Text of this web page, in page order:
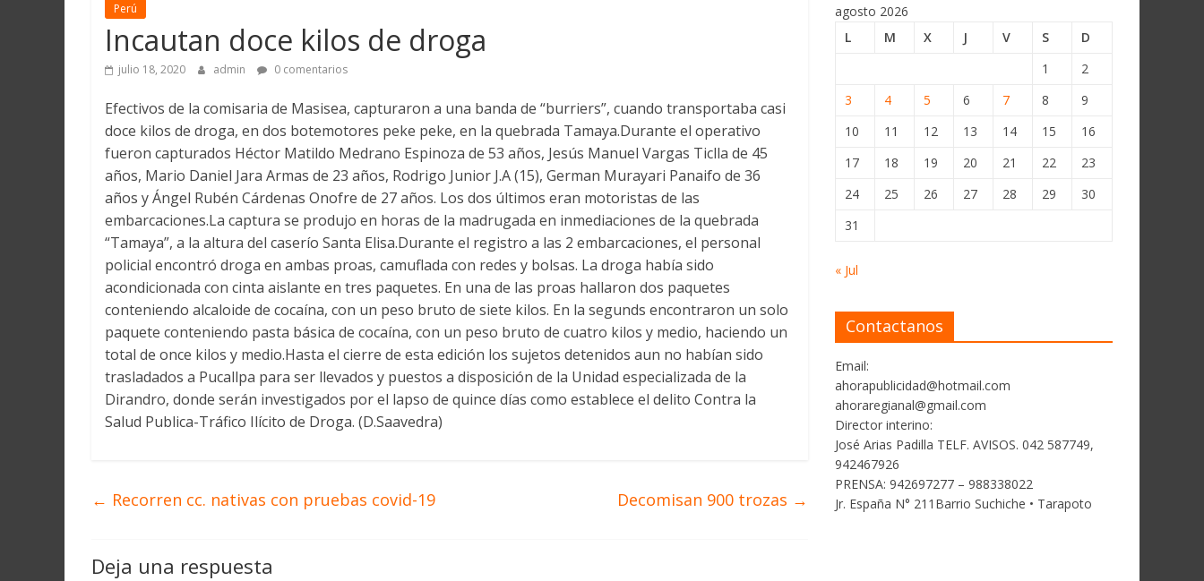
Perú
Incautan doce kilos de droga
julio 18, 2020 admin 0 comentarios
Efectivos de la comisaria de Masisea, capturaron a una banda de “burriers”, cuando transportaba casi
doce kilos de droga, en dos botemotores peke peke, en la quebrada Tamaya.Durante el operativo
fueron capturados Héctor Matildo Medrano Espinoza de 53 años, Jesús Manuel Vargas Ticlla de 45
años, Mario Daniel Jara Armas de 23 años, Rodrigo Junior J.A (15), German Murayari Panaifo de 36
años y Ángel Rubén Cárdenas Onofre de 27 años. Los dos últimos eran motoristas de las
embarcaciones.La captura se produjo en horas de la madrugada en inmediaciones de la quebrada
“Tamaya”, a la altura del caserío Santa Elisa.Durante el registro a las 2 embarcaciones, el personal
policial encontró droga en ambas proas, camuflada con redes y bolsas. La droga había sido
acondicionada con cinta aislante en tres paquetes. En una de las proas hallaron dos paquetes
conteniendo alcaloide de cocaína, con un peso bruto de siete kilos. En la segunds encontraron un solo
paquete conteniendo pasta básica de cocaína, con un peso bruto de cuatro kilos y medio, haciendo un
total de once kilos y medio.Hasta el cierre de esta edición los sujetos detenidos aun no habían sido
trasladados a Pucallpa para ser llevados y puestos a disposición de la Unidad especializada de la
Dirandro, donde serán investigados por el lapso de quince días como establece el delito Contra la
Salud Publica-Tráfico Ilícito de Droga. (D.Saavedra)
← Recorren cc. nativas con pruebas covid-19 Decomisan 900 trozas →
Deja una respuesta
agosto 2026
L
M X J V S
D
1
2
3
4 5 6 7 8
9
10
11 12 13 14 15
16
17
18 19 20 21 22
23
24
25 26 27 28 29
30
31
« Jul
Contactanos
Email:
ahorapublicidad@hotmail.com
ahoraregianal@gmail.com
Director interino:
José Arias Padilla TELF. AVISOS. 042 587749,
942467926
PRENSA: 942697277 – 988338022
Jr. España N° 211Barrio Suchiche • Tarapoto